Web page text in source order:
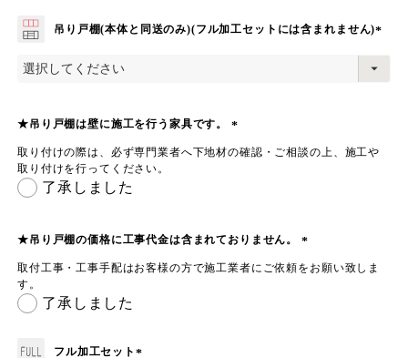
吊り戸棚(本体と同送のみ)(フル加工セットには含まれません)
必
須
★吊り戸棚は壁に施工を行う家具です。
必
取り付けの際は、必ず専門業者へ下地材の確認・ご相談の上、施工や
取り付けを行ってください。
了承しました
★吊り戸棚の価格に工事代金は含まれておりません。
必
取付工事・工事手配はお客様の方で施工業者にご依頼をお願い致しま
す。
了承しました
フル加工セット